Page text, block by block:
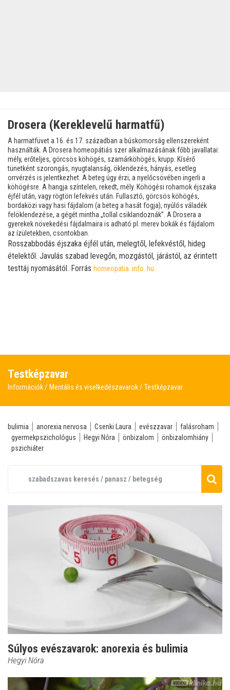
Drosera (Kereklevelű harmatfű)
A harmatfüvet a 16. és 17. században a búskomorság ellenszereként
használták. A Drosera homeopátiás szer alkalmazásának főbb javallatai:
mély, erőteljes, görcsös köhögés, szamárköhögés, krupp. Kísérő
tünetként szorongás, nyugtalanság, öklendezés, hányás, esetleg
orrvérzés is jelentkezhet. A beteg úgy érzi, a nyelőcsövében ingerli a
köhögésre. A hangja színtelen, rekedt, mély. Köhögési rohamok éjszaka
éjfél után, vagy rögtön lefekvés után. Fullasztó, görcsös köhögés,
bordaközi vagy hasi fájdalom (a beteg a hasát fogja), nyúlós váladék
felöklendezése, a gégét mintha „tollal csiklandoznák”. A Drosera a
gyerekek növekedési fájdalmaira is adható pl. merev bokák és fájdalom
az ízületekben, csontokban.
Rosszabbodás éjszaka éjfél után, melegtől, lefekvéstől, hideg
ételektől. Javulás szabad levegőn, mozgástól, járástól, az érintett
testtáj nyomásától. Forrás homeopatia. info. hu
Testképzavar
Információk Mentális és viselkedészavarok Testképzavar
bulimia anorexia nervosa Csenki Laura evészzavar
falásroham
gyermekpszichológus
Hegyi Nóra önbizalom
önbizalomhiány
pszichiáter
Súlyos evészavarok: anorexia és bulimia
Hegyi Nóra